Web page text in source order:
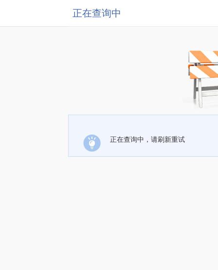
正在查询中
正在查询中，请刷新重试